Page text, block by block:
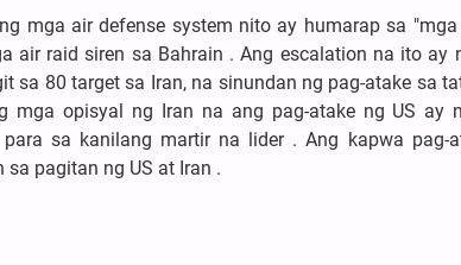
mga air defense system nito ay humarap sa
air raid siren sa Bahrain . Ang escalation na ito ay
sa 80 target sa Iran, na sinundan ng pag-atake sa
mga opisyal ng Iran na ang pag-atake ng US ay
sa kanilang martir na lider . Ang kapwa pag-
pagitan ng US at Iran .